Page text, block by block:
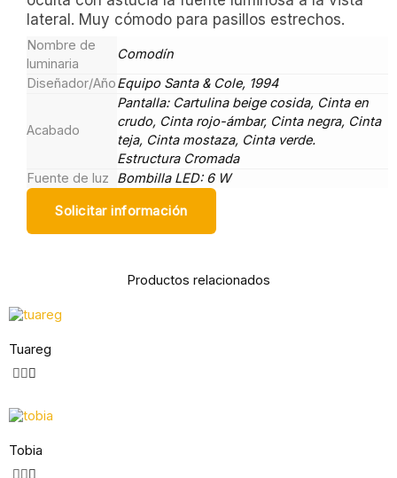
lateral. Muy cómodo para pasillos estrechos.
Nombre de
luminaria
Comodín
Diseñador/AñoEquipo Santa & Cole, 1994
Acabado
Pantalla: Cartulina beige cosida, Cinta en
crudo, Cinta rojo-ámbar, Cinta negra, Cinta
teja, Cinta mostaza, Cinta verde.
Estructura Cromada
Fuente de luz
Bombilla LED: 6 W
Solicitar información
Productos relacionados
Tuareg
Tobia